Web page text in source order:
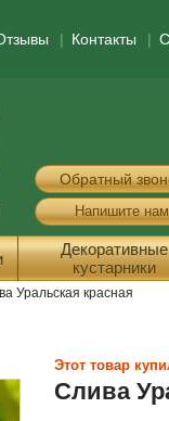
Контакты
Обратный
Напишите нам
Декоративные
кустарники
Уральская красная
Этот товар
Слива